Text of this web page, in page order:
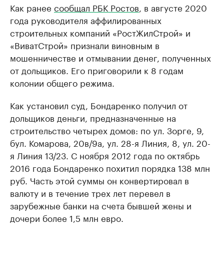
Как ранее сообщал РБК Ростов , в августе 2020
года руководителя аффилированных
строительных компаний «РостЖилСтрой» и
«ВиватСтрой» признали виновным в
мошенничестве и отмывании денег, полученных
от дольщиков. Его приговорили к 8 годам
колонии общего режима.
Как установил суд, Бондаренко получил от
дольщиков деньги, предназначенные на
строительство четырех домов: по ул. Зорге, 9,
бул. Комарова, 20в/9а, ул. 28-я Линия, 8, ул. 20-
я Линия 13/23. С ноября 2012 года по октябрь
2016 года Бондаренко похитил порядка 138 млн
руб. Часть этой суммы он конвертировал в
валюту и в течение трех лет перевел в
зарубежные банки на счета бывшей жены и
дочери более 1,5 млн евро.